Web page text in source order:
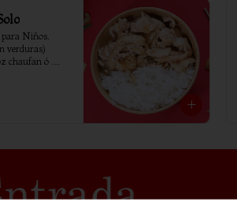
Niños.
verduras)
chaufan ó